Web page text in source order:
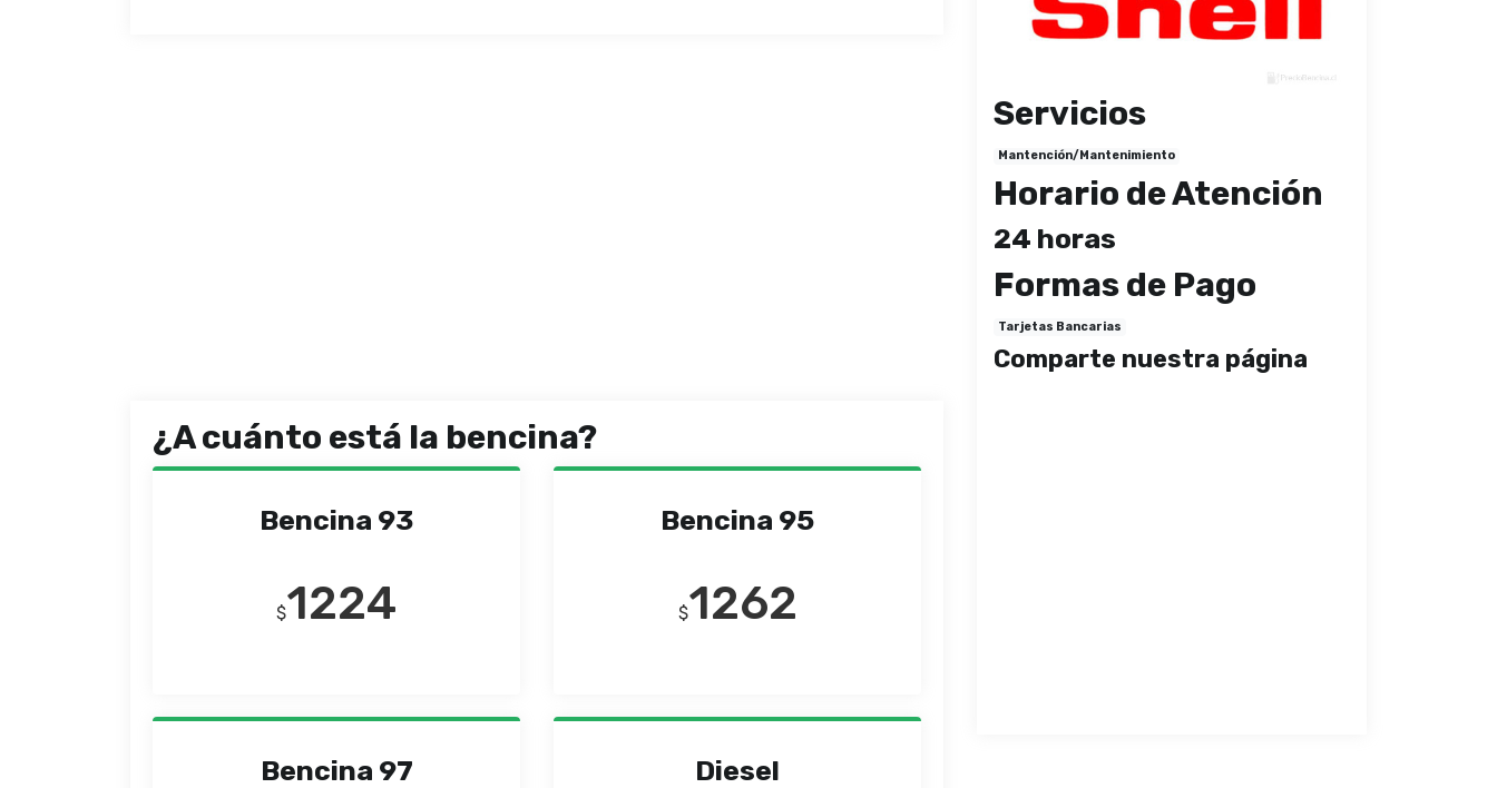
¿A cuánto está la bencina?
Bencina 93
$1224
Bencina 95
$1262
Bencina 97 Diesel
Servicios
Mantención/Mantenimiento
Horario de Atención
24 horas
Formas de Pago
Tarjetas Bancarias
Comparte nuestra página